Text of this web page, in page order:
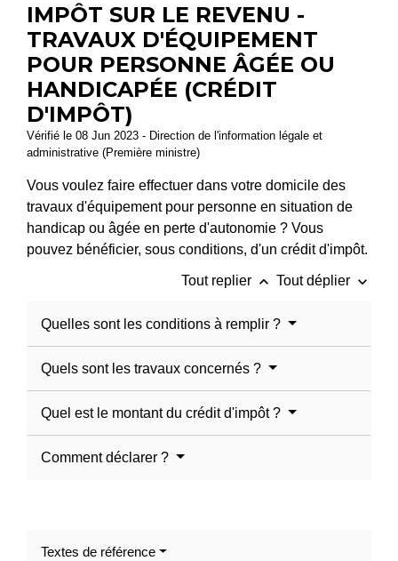
IMPÔT SUR LE REVENU -
TRAVAUX D'ÉQUIPEMENT
POUR PERSONNE ÂGÉE OU
HANDICAPÉE (CRÉDIT
D'IMPÔT)
Vérifié le 08 Jun 2023 - Direction de l'information légale et
administrative (Première ministre)
Vous voulez faire effectuer dans votre domicile des
travaux d'équipement pour personne en situation de
handicap ou âgée en perte d'autonomie ? Vous
pouvez bénéficier, sous conditions, d'un crédit d'impôt.
Tout replier keyboard_arrow_up Tout déplier keyboard_arrow_down
Quelles sont les conditions à remplir ?
Quels sont les travaux concernés ?
Quel est le montant du crédit d'impôt ?
Comment déclarer ?
Textes de référence